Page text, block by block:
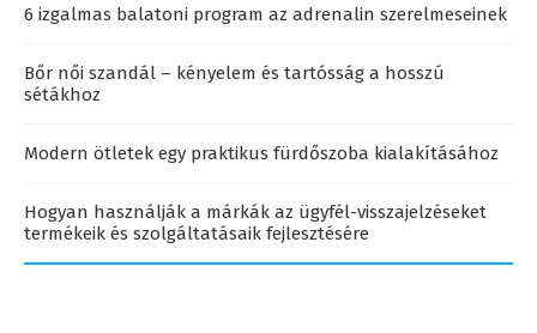
6 izgalmas balatoni program az adrenalin szerelmeseinek
Bőr női szandál – kényelem és tartósság a hosszú
sétákhoz
Modern ötletek egy praktikus fürdőszoba kialakításához
Hogyan használják a márkák az ügyfél-visszajelzéseket
termékeik és szolgáltatásaik fejlesztésére